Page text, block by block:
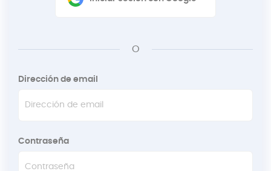
O
Dirección de email
Contraseña